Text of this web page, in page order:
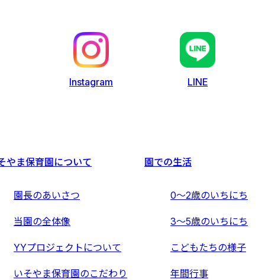
Instagram LINE
やま保育園について
園長のあいさつ
当園の全体像
YYプロジェクトについて
いそやま保育園のこだわり
園での生活
0〜2歳のいちにち
3〜5歳のいちにち
こどもたちの様子
年間行事